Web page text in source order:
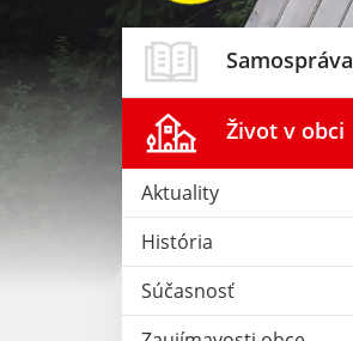
Samospráva
Život v obci
Aktuality
História
Súčasnosť